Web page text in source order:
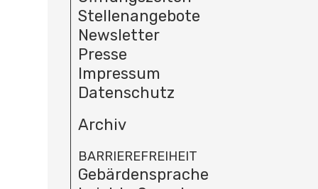
Stellenangebote
Newsletter
Presse
Impressum
Datenschutz
Archiv
BARRIEREFREIHEIT
Gebärdensprache